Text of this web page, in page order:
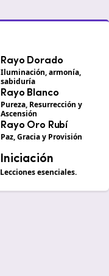
Rayo Dorado
Iluminación, armonía,
sabiduría
Rayo Blanco
Pureza, Resurrección y
Ascensión
Rayo Oro Rubí
Paz, Gracia y Provisión
Iniciación
Lecciones esenciales.